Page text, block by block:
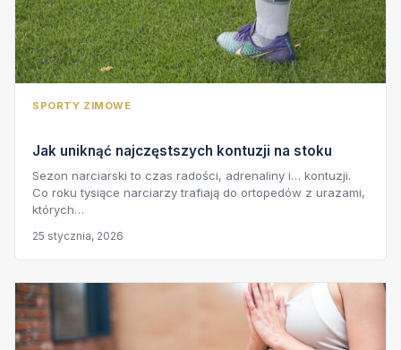
SPORTY ZIMOWE
Jak uniknąć najczęstszych kontuzji na stoku
Sezon narciarski to czas radości, adrenaliny i… kontuzji.
Co roku tysiące narciarzy trafiają do ortopedów z urazami,
których…
25 stycznia, 2026